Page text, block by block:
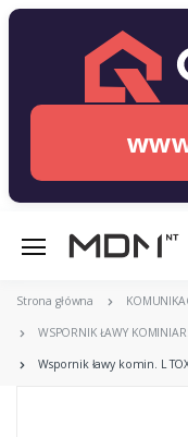
Strona główna
WSPORNIK ŁAWY
Wspornik ławy komin. L